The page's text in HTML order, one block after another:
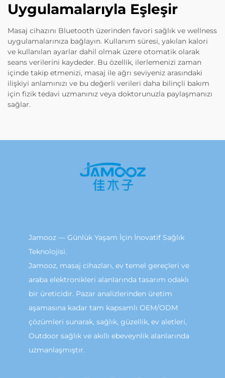
Uygulamalarıyla Eşleşir
Masaj cihazını Bluetooth üzerinden favori sağlık ve wellness
uygulamalarınıza bağlayın. Kullanım süresi, yakılan kalori
ve kullanılan ayarlar dahil olmak üzere otomatik olarak
seans verilerini kaydeder. Bu özellik, ilerlemenizi zaman
içinde takip etmenizi, masaj ile ağrı seviyeniz arasındaki
ilişkiyi anlamınızı ve bu değerli verileri daha bilinçli bakım
için fizik tedavi uzmanınız veya doktorunuzla paylaşmanızı
sağlar.
Jamooz — Günlük Yaşam İçin İnovatif Sağlık
Teknolojisi.
Jamooz, masaj cihazları, ev temel gereçleri ve
araba elektronikleri alanlarında tasarım odaklı
bir üreticidir. Pazar analizlerinden üretim
aşamasına kadar tam kapsamlı OEM/ODM
çözümleri sunarak, sağlık, güzellik, ev aletleri,
Outdoor sağlık ve akıllı ebeveynlik alanlarında
uzmanlaşmıştır.